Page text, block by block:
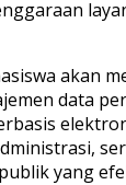
akan
data
yang